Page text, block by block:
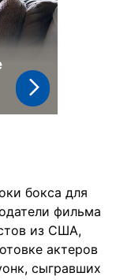
бокса для
фильма
из США,
актеров
сыгравших